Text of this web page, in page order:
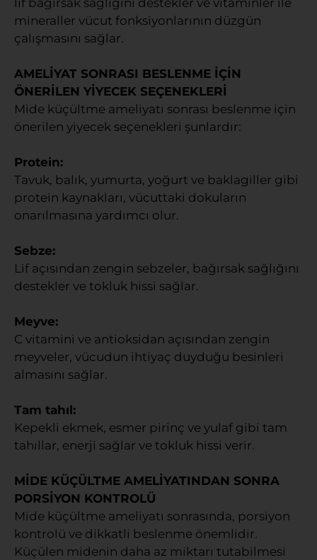
lif bağırsak sağlığını destekler ve vitaminler ile
mineraller vücut fonksiyonlarının düzgün
çalışmasını sağlar.
AMELİYAT SONRASI BESLENME İÇİN
ÖNERİLEN YİYECEK SEÇENEKLERİ
Mide küçültme ameliyatı sonrası beslenme için
önerilen yiyecek seçenekleri şunlardır:
Protein:
Tavuk, balık, yumurta, yoğurt ve baklagiller gibi
protein kaynakları, vücuttaki dokuların
onarılmasına yardımcı olur.
Sebze:
Lif açısından zengin sebzeler, bağırsak sağlığını
destekler ve tokluk hissi sağlar.
Meyve:
C vitamini ve antioksidan açısından zengin
meyveler, vücudun ihtiyaç duyduğu besinleri
almasını sağlar.
Tam tahıl:
Kepekli ekmek, esmer pirinç ve yulaf gibi tam
tahıllar, enerji sağlar ve tokluk hissi verir.
MİDE KÜÇÜLTME AMELİYATINDAN SONRA
PORSİYON KONTROLÜ
Mide küçültme ameliyatı sonrasında, porsiyon
kontrolü ve dikkatli beslenme önemlidir.
Küçülen midenin daha az miktarı tutabilmesi